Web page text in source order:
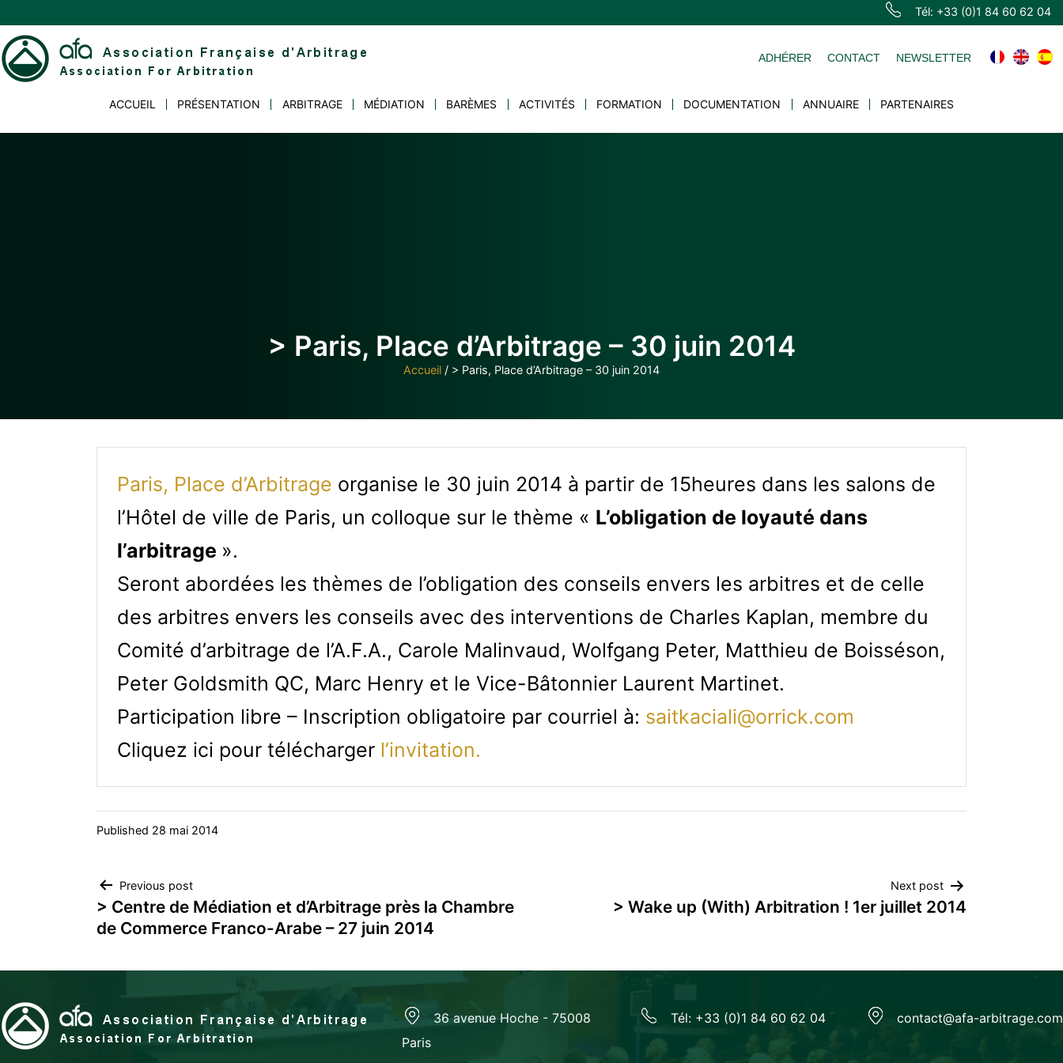
to
content
Tél: +33 (0)1 84 60 62 04
d'Arbitrage
ADHÉRER CONTACT NEWSLETTER
ACCUEIL PRÉSENTATION ARBITRAGE MÉDIATION BARÈMES ACTIVITÉS FORMATION DOCUMENTATION ANNUAIRE PARTENAIRES
> Paris, Place d’Arbitrage – 30 juin 2014
Accueil / > Paris, Place d’Arbitrage – 30 juin 2014
Paris, Place d’Arbitrage organise le 30 juin 2014 à partir de 15heures dans les salons de
l’Hôtel de ville de Paris, un colloque sur le thème « L’obligation de loyauté dans
l’arbitrage ».
Seront abordées les thèmes de l’obligation des conseils envers les arbitres et de celle
des arbitres envers les conseils avec des interventions de Charles Kaplan, membre du
Comité d’arbitrage de l’A.F.A., Carole Malinvaud, Wolfgang Peter, Matthieu de Boisséson,
Peter Goldsmith QC, Marc Henry et le Vice-Bâtonnier Laurent Martinet.
Participation libre – Inscription obligatoire par courriel à: saitkaciali@orrick.com
Cliquez ici pour télécharger l’invitation.
Published 28 mai 2014
Navigation
de
l’article
Previous post
> Centre de Médiation et d’Arbitrage près la Chambre
de Commerce Franco-Arabe – 27 juin 2014
Next post
> Wake up (With) Arbitration ! 1er juillet 2014
36 avenue Hoche - 75008
Paris
Tél: +33 (0)1 84 60 62 04 contact@afa-arbitrage.com